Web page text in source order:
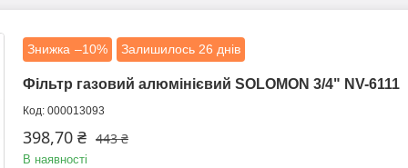
–10% Залишилось 26 днів
Фільтр газовий алюмінієвий SOLOMON 3/4" NV-6111
000013093
443 ₴
398,70 ₴
В наявності